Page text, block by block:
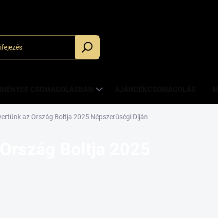
_
az Ország Boltja 2025 Népszerűségi Díján